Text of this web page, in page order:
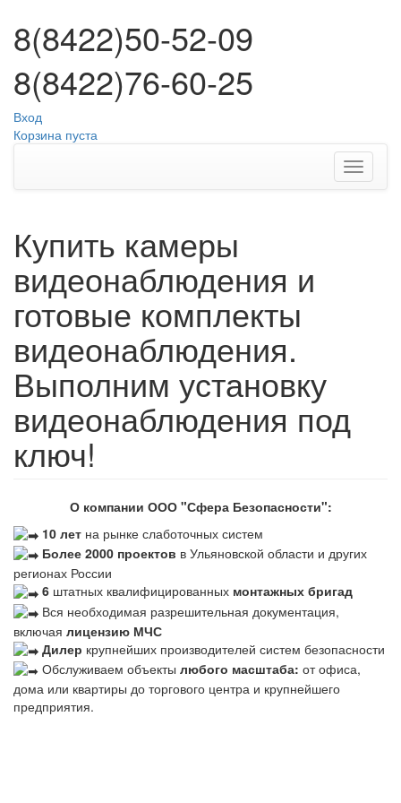
8(8422)50-52-09
8(8422)76-60-25
Вход
Корзина пуста
Купить камеры
видеонаблюдения и
готовые комплекты
видеонаблюдения.
Выполним установку
видеонаблюдения под
ключ!
О компании ООО "Сфера Безопасности":
10 лет на рынке слаботочных систем
Более 2000 проектов в Ульяновской области и других
регионах России
6 штатных квалифицированных монтажных бригад
Вся необходимая разрешительная документация,
включая лицензию МЧС
Дилер крупнейших производителей систем безопасности
Обслуживаем объекты любого масштаба: от офиса,
дома или квартиры до торгового центра и крупнейшего
предприятия.